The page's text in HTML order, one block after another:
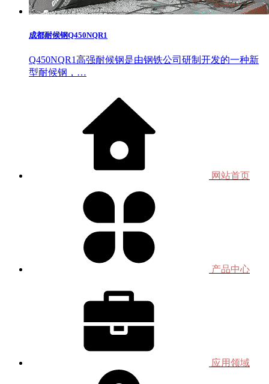
成都耐候钢Q450NQR1
Q450NQR1高强耐候钢是由钢铁公司研制开发的一种新
型耐候钢，…
网站首页
产品中心
应用领域